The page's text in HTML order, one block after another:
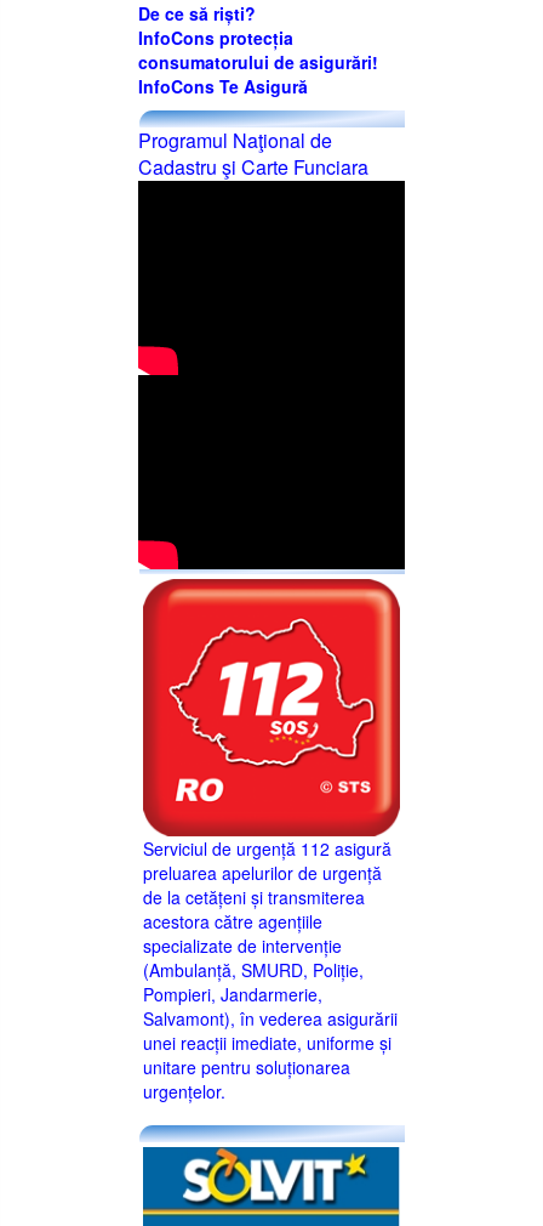
De ce să riști?
InfoCons protecția
consumatorului de asigurări!
InfoCons Te Asigură
Programul Naţional de
Cadastru şi Carte Funciara
Serviciul de urgență 112 asigură
preluarea apelurilor de urgență
de la cetățeni și transmiterea
acestora către agențiile
specializate de intervenție
(Ambulanță, SMURD, Poliție,
Pompieri, Jandarmerie,
Salvamont), în vederea asigurării
unei reacții imediate, uniforme și
unitare pentru soluționarea
urgențelor.